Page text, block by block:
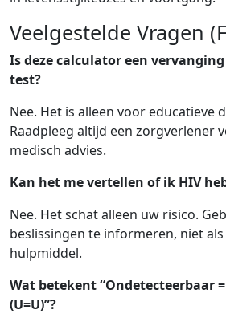
Veelgestelde Vragen
Is deze calculator een
test?
Nee. Het is alleen voor educatieve
Raadpleeg altijd een zorgverlener
medisch advies.
Kan het me vertellen of ik HIV
Nee. Het schat alleen uw risico.
beslissingen te informeren, niet
hulpmiddel.
Wat betekent “Ondetecteerbaar
(U=U)”?